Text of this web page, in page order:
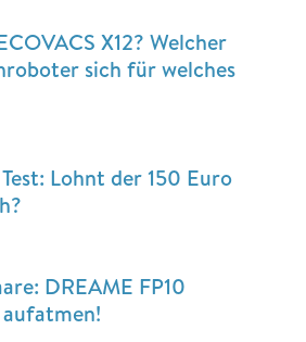
X12? Welcher
sich für welches
Lohnt der 150 Euro
DREAME FP10